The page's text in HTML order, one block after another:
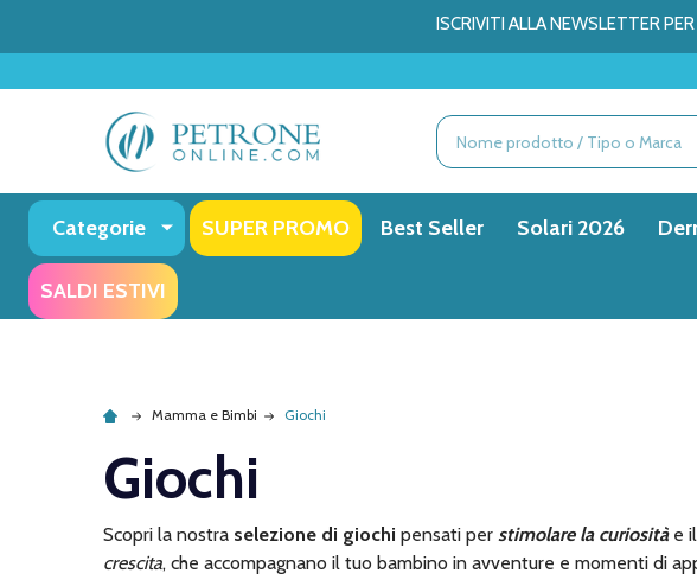
ISCRIVITI ALLA NEWSLETTER
Ricerca
Categorie SUPER PROMO Best Seller Solari 2026
SALDI ESTIVI
Mamma e Bimbi Giochi
Giochi
Scopri la nostra selezione di giochi pensati per stimolare la curiositàe il
crescita, che accompagnano il tuo bambino in avventure e momenti di